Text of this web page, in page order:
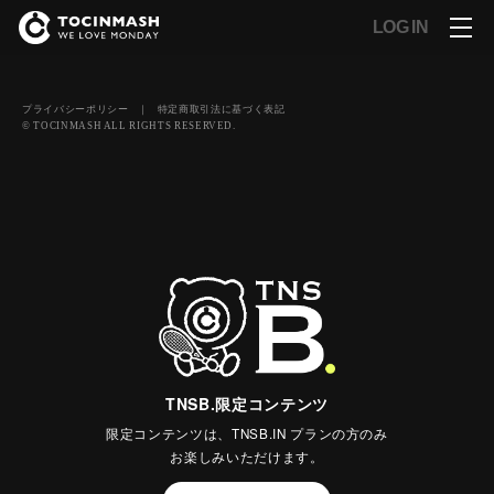
LOG IN
TNSB.限定コンテンツ
限定コンテンツは、TNSB.IN プランの方のみ
お楽しみいただけます。
プライバシーポリシー ｜ 特定商取引法に基づく表記
© TOCINMASH ALL RIGHTS RESERVED.